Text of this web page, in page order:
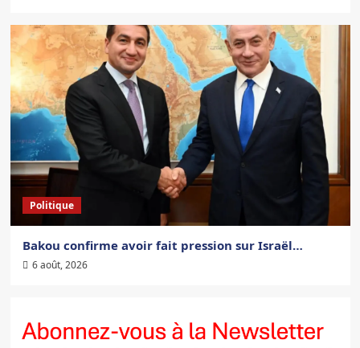
Politique
Bakou confirme avoir fait pression sur Israël…
6 août, 2026